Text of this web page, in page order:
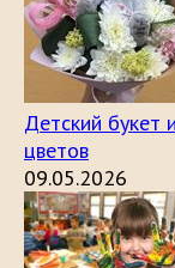
Детский букет
цветов
09.05.2026